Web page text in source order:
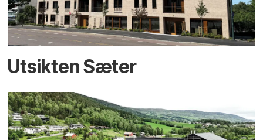
Utsikten Sæter